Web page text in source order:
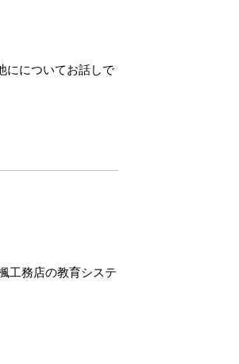
にについてお話しで
工務店の教育システ